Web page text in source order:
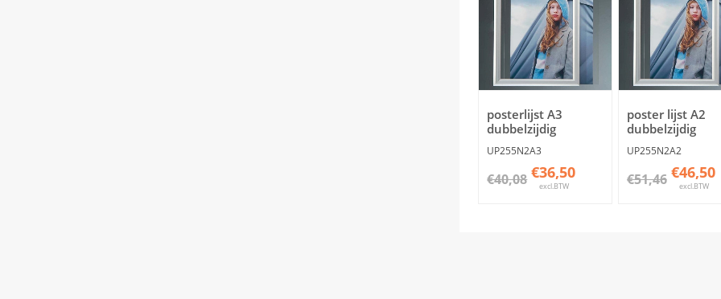
posterlijst A3
dubbelzijdig
UP255N2A3
€40,08 €36,50
excl.BTW
poster lijst A2
dubbelzijdig
UP255N2A2
€51,46 €46,50
excl.BTW